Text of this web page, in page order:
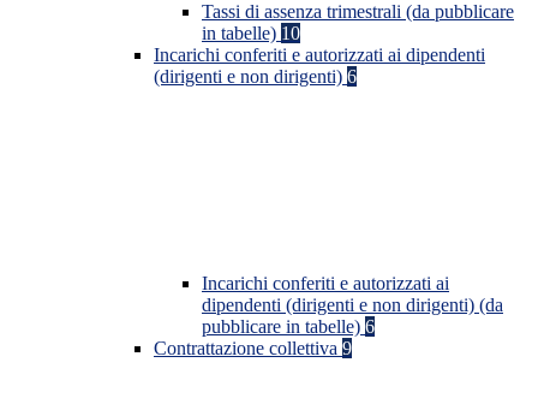
Tassi di assenza trimestrali (da pubblicare
in tabelle) 10
Incarichi conferiti e autorizzati ai dipendenti
(dirigenti e non dirigenti) 6
Incarichi conferiti e autorizzati ai
dipendenti (dirigenti e non dirigenti) (da
pubblicare in tabelle) 6
Contrattazione collettiva 9